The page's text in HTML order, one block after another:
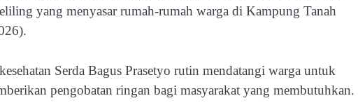
yang menyasar rumah-rumah warga di Kampung Tanah
Serda Bagus Prasetyo rutin mendatangi warga untuk
pengobatan ringan bagi masyarakat yang membutuhkan.